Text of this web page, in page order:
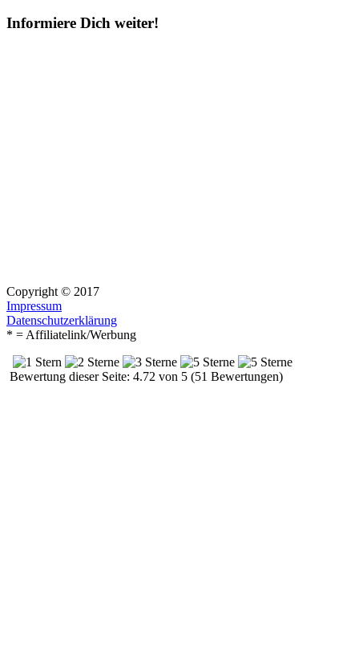
Informiere Dich weiter!
Copyright © 2017
Impressum
Datenschutzerklärung
* = Affiliatelink/Werbung
Bewertung dieser Seite: 4.72 von 5 (51 Bewertungen)